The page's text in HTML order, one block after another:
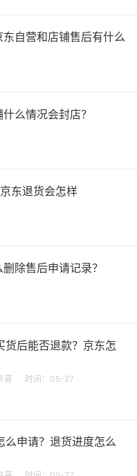
自营和店铺售后有什么
么情况会封店？
东退货会怎样
除售后申请记录？
货后能否退款？京东怎
喜 时间：05-27
么申请？退货进度怎么